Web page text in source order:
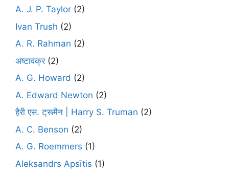
A. J. P. Taylor (2)
Ivan Trush (2)
A. R. Rahman (2)
अष्टावक्र(2)
A. G. Howard (2)
A. Edward Newton (2)
हैरी एस. ट्रूमैन | Harry S. Truman (2)
A. C. Benson (2)
A. G. Roemmers (1)
Aleksandrs Apsītis (1)